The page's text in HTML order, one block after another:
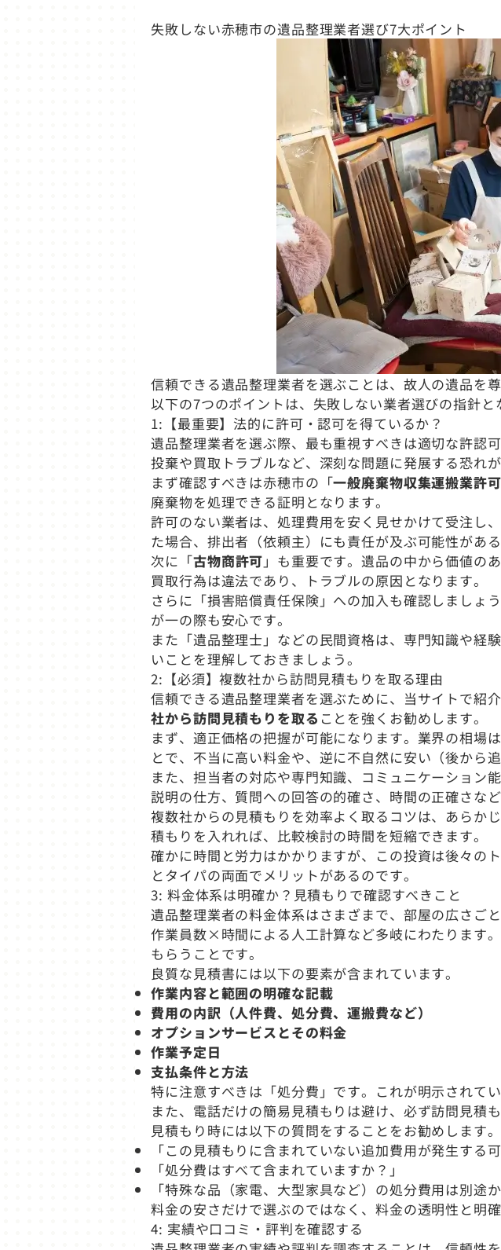
失敗しない赤穂市の遺品整理業者選び7大ポイント
信頼できる遺品整理業者を選ぶことは、故人の遺品を
以下の7つのポイントは、失敗しない業者選びの指針と
1:【最重要】法的に許可・認可を得ているか？
遺品整理業者を選ぶ際、最も重視すべきは適切な許認
投棄や買取トラブルなど、深刻な問題に発展する恐れが
まず確認すべきは赤穂市の「一般廃棄物収集運搬業許可
廃棄物を処理できる証明となります。
許可のない業者は、処理費用を安く見せかけて受注し
た場合、排出者（依頼主）にも責任が及ぶ可能性がある
次に「古物商許可 」も重要です。遺品の中から価値の
買取行為は違法であり、トラブルの原因となります。
さらに「損害賠償責任保険」への加入も確認しましょ
が一の際も安心です。
また「遺品整理士」などの民間資格は、専門知識や経
いことを理解しておきましょう。
2:【必須】複数社から訪問見積もりを取る理由
信頼できる遺品整理業者を選ぶために、当サイトで紹
社から訪問見積もりを取る ことを強くお勧めします。
まず、適正価格の把握が可能になります。業界の相場
とで、不当に高い料金や、逆に不自然に安い（後から
また、担当者の対応や専門知識、コミュニケーション
説明の仕方、質問への回答の的確さ、時間の正確さな
複数社からの見積もりを効率よく取るコツは、あらか
積もりを入れれば、比較検討の時間を短縮できます。
確かに時間と労力はかかりますが、この投資は後々の
とタイパの両面でメリットがあるのです。
3: 料金体系は明確か？見積もりで確認すべきこと
遺品整理業者の料金体系はさまざまで、部屋の広さご
作業員数×時間による人工計算など多岐にわたります
もらうことです。
良質な見積書には以下の要素が含まれています。
作業内容と範囲の明確な記載
費用の内訳（人件費、処分費、運搬費など）
オプションサービスとその料金
作業予定日
支払条件と方法
特に注意すべきは「処分費」です。これが明示されて
また、電話だけの簡易見積もりは避け、必ず訪問見積
見積もり時には以下の質問をすることをお勧めします。
「この見積もりに含まれていない追加費用が発生する
「処分費はすべて含まれていますか？」
「特殊な品（家電、大型家具など）の処分費用は別途
料金の安さだけで選ぶのではなく、料金の透明性と明
4: 実績や口コミ・評判を確認する